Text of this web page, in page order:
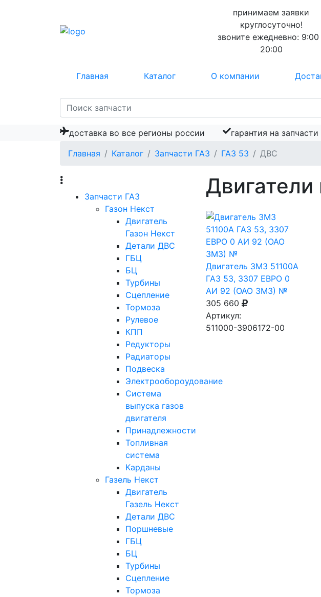
принимаем заявки
круглосуточно!
звоните ежедневно:
20:00
Главная Каталог О компании
доставка во все регионы россии гарантия на
Главная
Каталог Запчасти ГАЗ ГАЗ 53 ДВС
Запчасти ГАЗ
Газон Некст
Двигатель
Газон Некст
Детали ДВС
ГБЦ
БЦ
Турбины
Сцепление
Тормоза
Рулевое
КПП
Редукторы
Радиаторы
Подвеска
Электрообороудование
Система
выпуска газов
двигателя
Принадлежности
Топливная
система
Карданы
Газель Некст
Двигатель
Газель Некст
Детали ДВС
Поршневые
ГБЦ
БЦ
Турбины
Сцепление
Тормоза
Двигатель ЗМЗ 51100А
ГАЗ 53, 3307 ЕВРО 0
АИ 92 (ОАО ЗМЗ) №
305 660
Артикул:
511000-3906172-00